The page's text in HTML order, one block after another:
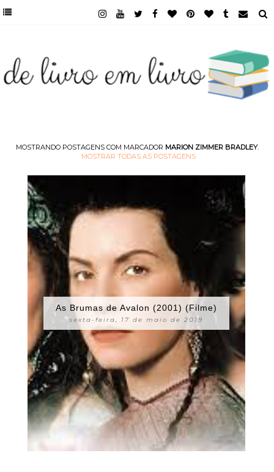
MOSTRANDO POSTAGENS COM MARCADOR MARION ZIMMER BRADLEY.
MOSTRAR TODAS AS POSTAGENS
As Brumas de Avalon (2001) (Filme)
sexta-feira, 17 de maio de 2019